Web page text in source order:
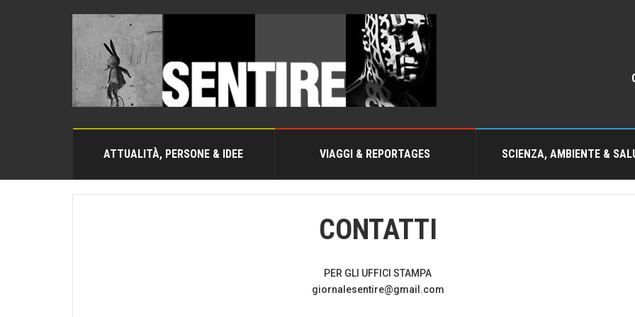
ATTUALITÀ, PERSONE & IDEE VIAGGI & REPORTAGES SCIENZA, AMBIENTE &
CONTATTI
PER GLI UFFICI STAMPA
giornalesentire@gmail.com